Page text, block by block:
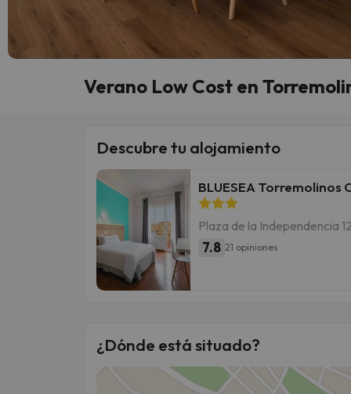
Verano Low Cost en
Descubre tu alojamiento
BLUESEA Torremolinos
Plaza de la Independencia
7.8 21 opiniones
¿Dónde está situado?